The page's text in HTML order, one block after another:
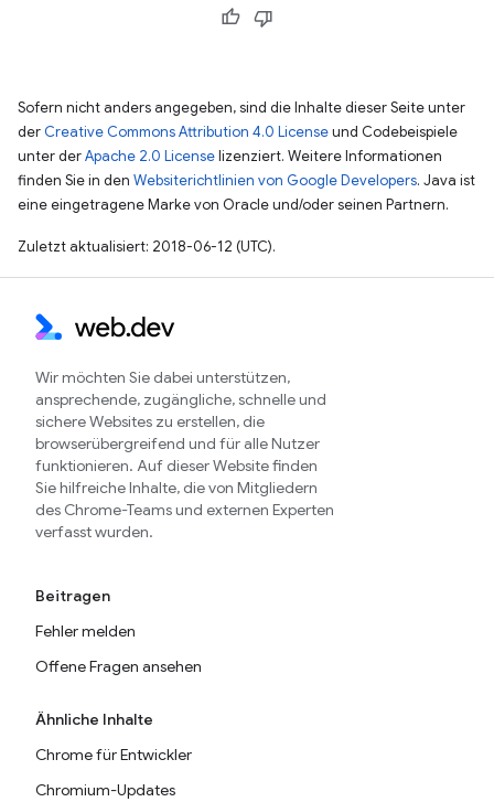
Sofern nicht anders angegeben, sind die Inhalte dieser Seite unter
der Creative Commons Attribution 4.0 Licenseund Codebeispiele
unter derApache 2.0 Licenselizenziert. Weitere Informationen
finden Sie in den Websiterichtlinien von Google Developers. Java ist
eine eingetragene Marke von Oracle und/oder seinen Partnern.
Zuletzt aktualisiert: 2018-06-12 (UTC).
Wir möchten Sie dabei unterstützen,
ansprechende, zugängliche, schnelle und
sichere Websites zu erstellen, die
browserübergreifend und für alle Nutzer
funktionieren. Auf dieser Website finden
Sie hilfreiche Inhalte, die von Mitgliedern
des Chrome-Teams und externen Experten
verfasst wurden.
Beitragen
Fehler melden
Offene Fragen ansehen
Ähnliche Inhalte
Chrome für Entwickler
Chromium-Updates